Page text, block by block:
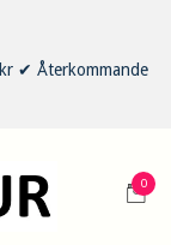
✔ Återkommande
0